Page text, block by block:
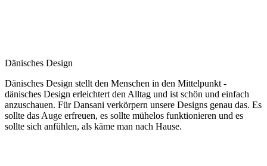
Dänisches Design
Dänisches Design stellt den Menschen in den Mittelpunkt -
dänisches Design erleichtert den Alltag und ist schön und einfach